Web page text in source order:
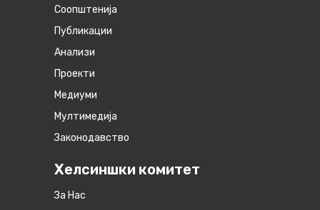
Соопштенија
Публикации
Анализи
Проекти
Медиуми
Мултимедија
Законодавство
Хелсиншки комитет
За Нас